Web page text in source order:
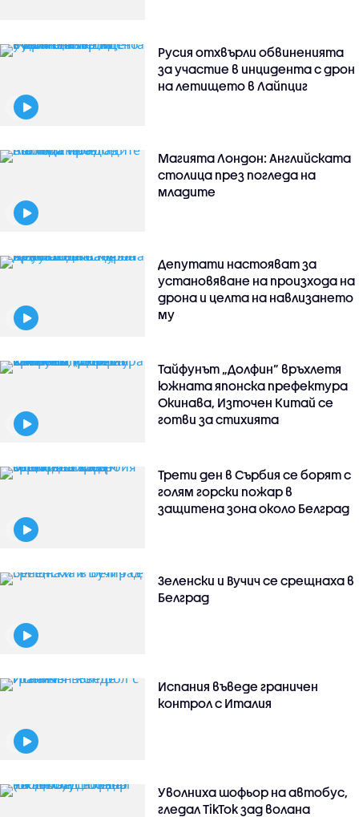
Русия отхвърли обвиненията
за участие в инцидента с дрон
на летището в Лайпциг
Магията Лондон: Английската
столица през погледа на
младите
Депутати настояват за
установяване на произхода на
дрона и целта на навлизането
му
Тайфунът „Долфин” връхлетя
южната японска префектура
Окинава, Източен Китай се
готви за стихията
Трети ден в Сърбия се борят с
голям горски пожар в
защитена зона около Белград
Зеленски и Вучич се срещнаха в
Белград
Испания въведе граничен
контрол с Италия
Уволниха шофьор на автобус,
гледал TikTok зад волана